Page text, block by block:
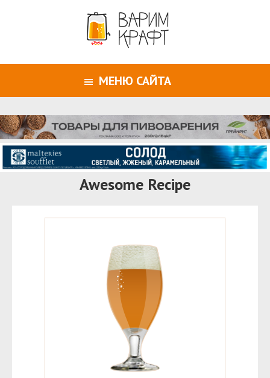
МЕНЮ САЙТА
Awesome Recipe